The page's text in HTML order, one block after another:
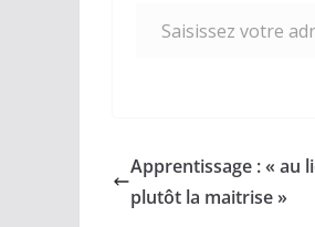
Apprentissage : « au
plutôt la maitrise »